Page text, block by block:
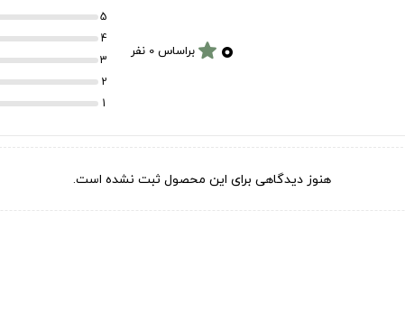
۰ starبراساس 0 نفر
5
4
3
2
1
هنوز دیدگاهی برای این محصول ثبت نشده است.